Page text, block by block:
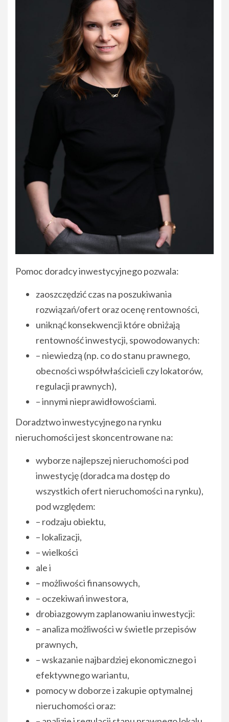
Pomoc doradcy inwestycyjnego pozwala:
zaoszczędzić czas na poszukiwania
rozwiązań/ofert oraz ocenę rentowności,
uniknąć konsekwencji które obniżają
rentowność inwestycji, spowodowanych:
– niewiedzą (np. co do stanu prawnego,
obecności współwłaścicieli czy lokatorów,
regulacji prawnych),
– innymi nieprawidłowościami.
Doradztwo inwestycyjnego na rynku
nieruchomości jest skoncentrowane na:
wyborze najlepszej nieruchomości pod
inwestycję (doradca ma dostęp do
wszystkich ofert nieruchomości na rynku),
pod względem:
– rodzaju obiektu,
– lokalizacji,
– wielkości
ale i
– możliwości finansowych,
– oczekiwań inwestora,
drobiazgowym zaplanowaniu inwestycji:
– analiza możliwości w świetle przepisów
prawnych,
– wskazanie najbardziej ekonomicznego i
efektywnego wariantu,
pomocy w doborze i zakupie optymalnej
nieruchomości oraz: